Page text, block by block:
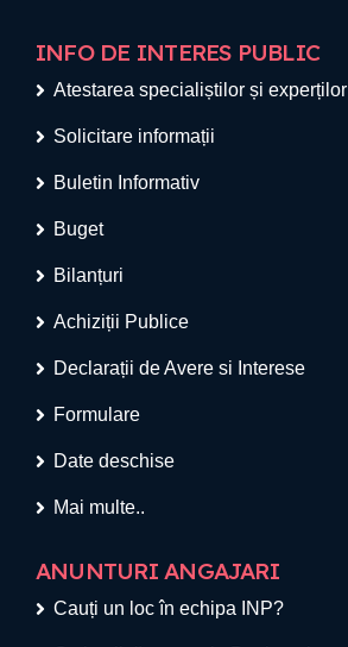
INFO DE INTERES PUBLIC
Atestarea specialiștilor și experților
Solicitare informații
Buletin Informativ
Buget
Bilanțuri
Achiziții Publice
Declarații de Avere si Interese
Formulare
Date deschise
Mai multe..
ANUNTURI ANGAJARI
Cauți un loc în echipa INP?